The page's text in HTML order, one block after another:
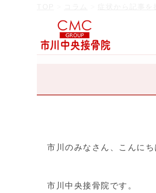
市川のみなさん、こんにち
市川中央接骨院です。